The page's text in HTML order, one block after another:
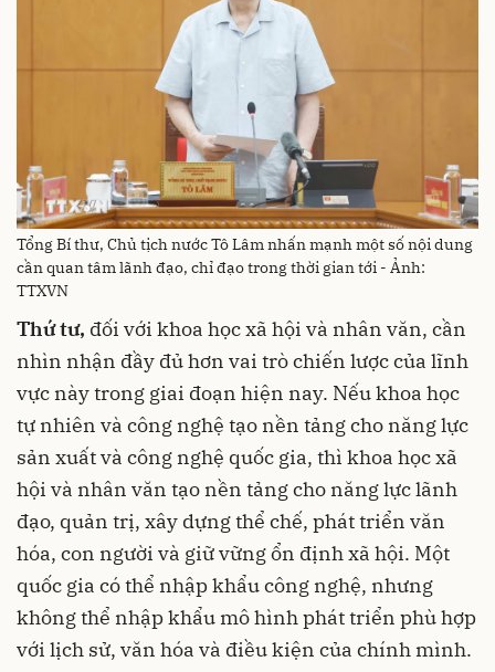
Tổng Bí thư, Chủ tịch nước Tô Lâm nhấn mạnh một số nội dung
cần quan tâm lãnh đạo, chỉ đạo trong thời gian tới - Ảnh:
TTXVN
Thứ tư, đối với khoa học xã hội và nhân văn, cần
nhìn nhận đầy đủ hơn vai trò chiến lược của lĩnh
vực này trong giai đoạn hiện nay. Nếu khoa học
tự nhiên và công nghệ tạo nền tảng cho năng lực
sản xuất và công nghệ quốc gia, thì khoa học xã
hội và nhân văn tạo nền tảng cho năng lực lãnh
đạo, quản trị, xây dựng thể chế, phát triển văn
hóa, con người và giữ vững ổn định xã hội. Một
quốc gia có thể nhập khẩu công nghệ, nhưng
không thể nhập khẩu mô hình phát triển phù hợp
với lịch sử, văn hóa và điều kiện của chính mình.